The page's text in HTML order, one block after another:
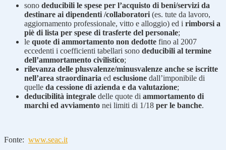
sono deducibili le spese per l’acquisto di beni/servizi da
destinare ai dipendenti /collaboratori (es. tute da lavoro,
aggiornamento professionale, vitto e alloggio) ed i rimborsi a
piè di lista per spese di trasferte del personale;
le quote di ammortamento non dedotte fino al 2007
eccedenti i coefficienti tabellari sono deducibili al termine
dell’ammortamento civilistico;
rilevanza delle plusvalenze/minusvalenze anche se iscritte
nell’area straordinaria ed esclusione dall’imponibile di
quelle da cessione di azienda e da valutazione;
deducibilità integrale delle quote di ammortamento di
marchi ed avviamento nei limiti di 1/18 per le banche.
Fonte: www.seac.it